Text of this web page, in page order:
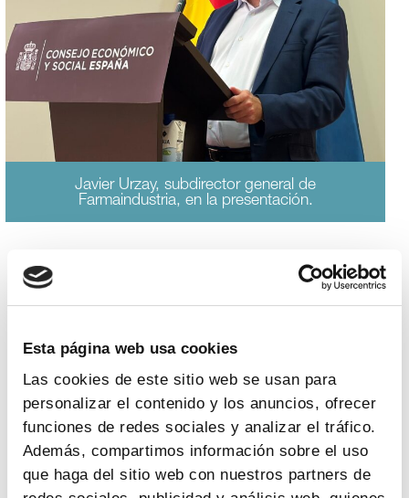
Esta página web usa cookies
Las cookies de este sitio web se usan para
personalizar el contenido y los anuncios, ofrecer
funciones de redes sociales y analizar el tráfico.
Además, compartimos información sobre el uso
que haga del sitio web con nuestros partners de
Javier Urzay, subdirector general de
Farmaindustria, en la presentación.
Estas propuestas, dirigidas a todos los actores
sostenible y competitivo, alineado con las mejores
prácticas internacionales y las expectativas de progreso
de la sociedad española. La declaración concluye
apelando a un compromiso activo y al diálogo entre
empresas, sindicatos, administración, grupos
parlamentarios y otras entidades para convertir la
industria en el motor de crecimiento y bienestar de
España, afirmando que «el momento de avanzar es